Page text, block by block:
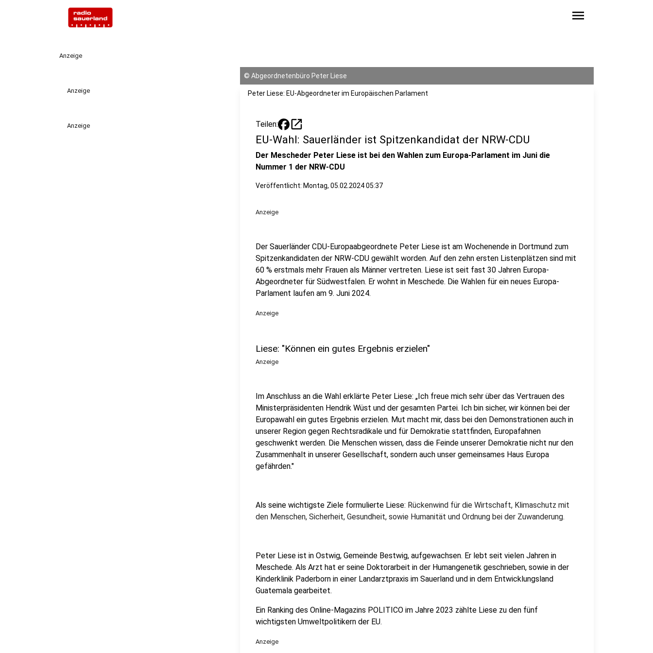
menu
Anzeige
Anzeige
Anzeige
© Abgeordnetenbüro Peter Liese
Peter Liese: EU-Abgeordneter im Europäischen Parlament
Teilen: open_in_new
EU-Wahl: Sauerländer ist Spitzenkandidat der NRW-CDU
Der Mescheder Peter Liese ist bei den Wahlen zum Europa-Parlament im Juni die
Nummer 1 der NRW-CDU
Veröffentlicht: Montag, 05.02.2024 05:37
Anzeige
Der Sauerländer CDU-Europaabgeordnete Peter Liese ist am Wochenende in Dortmund zum
Spitzenkandidaten der NRW-CDU gewählt worden. Auf den zehn ersten Listenplätzen sind mit
60 % erstmals mehr Frauen als Männer vertreten. Liese ist seit fast 30 Jahren Europa-
Abgeordneter für Südwestfalen. Er wohnt in Meschede. Die Wahlen für ein neues Europa-
Parlament laufen am 9. Juni 2024.
Anzeige
Liese: "Können ein gutes Ergebnis erzielen"
Anzeige
Im Anschluss an die Wahl erklärte Peter Liese: „Ich freue mich sehr über das Vertrauen des
Ministerpräsidenten Hendrik Wüst und der gesamten Partei. Ich bin sicher, wir können bei der
Europawahl ein gutes Ergebnis erzielen. Mut macht mir, dass bei den Demonstrationen auch in
unserer Region gegen Rechtsradikale und für Demokratie stattfinden, Europafahnen
geschwenkt werden. Die Menschen wissen, dass die Feinde unserer Demokratie nicht nur den
Zusammenhalt in unserer Gesellschaft, sondern auch unser gemeinsames Haus Europa
gefährden."
Als seine wichtigste Ziele formulierte Liese: Rückenwind für die Wirtschaft, Klimaschutz mit
den Menschen, Sicherheit, Gesundheit, sowie Humanität und Ordnung bei der Zuwanderung.
Peter Liese ist in Ostwig, Gemeinde Bestwig, aufgewachsen. Er lebt seit vielen Jahren in
Meschede. Als Arzt hat er seine Doktorarbeit in der Humangenetik geschrieben, sowie in der
Kinderklinik Paderborn in einer Landarztpraxis im Sauerland und in dem Entwicklungsland
Guatemala gearbeitet.
Ein Ranking des Online-Magazins POLITICO im Jahre 2023 zählte Liese zu den fünf
wichtigsten Umweltpolitikern der EU.
Anzeige